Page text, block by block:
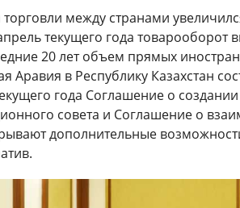
между странами
текущего года товарооборот
20 лет объем прямых
Аравия в Республику Казахстан
года Соглашение о создании
совета и Соглашение о
дополнительные